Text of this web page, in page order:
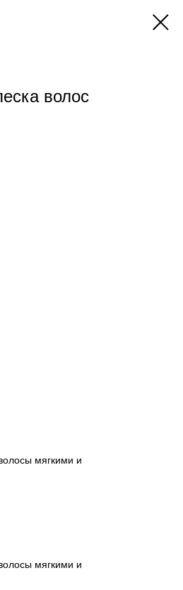
волос
мягкими и
мягкими и